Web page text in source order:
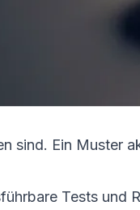
sind. Ein Muster
Tests und